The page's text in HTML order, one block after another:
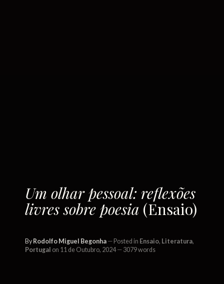
Um olhar pessoal: reflexões
livres sobre poesia (Ensaio)
By Rodolfo Miguel Begonha Posted in Ensaio, Literatura,
Portugal on 11 de Outubro, 2024 3079 words